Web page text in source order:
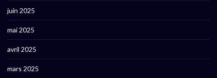
juin 2025
mai 2025
avril 2025
mars 2025